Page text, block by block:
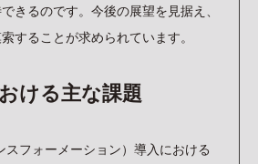
きるのです。今後の展望を見据え、
することが求められています。
ける主な課題
スフォーメーション）導入における